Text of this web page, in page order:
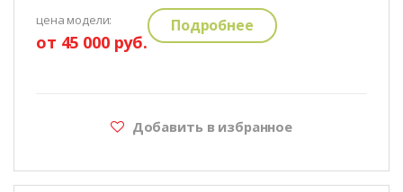
цена модели:
от 45 000 руб.
Подробнее
Добавить в избранное